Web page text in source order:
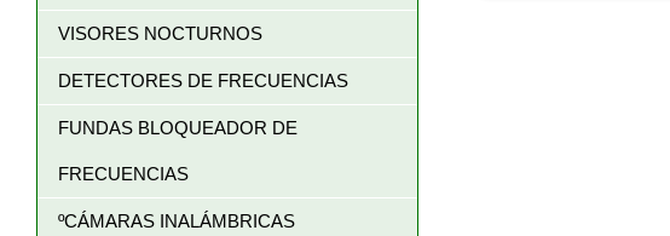
VISORES NOCTURNOS
DETECTORES DE FRECUENCIAS
FUNDAS BLOQUEADOR DE
FRECUENCIAS
ºCÁMARAS INALÁMBRICAS